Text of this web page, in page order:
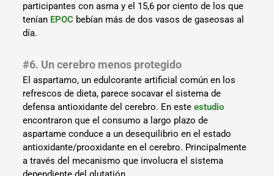
participantes con asma y el 15,6 por ciento de los que
tenían EPOC bebían más de dos vasos de gaseosas al
día.
#6. Un cerebro menos protegido
El aspartamo, un edulcorante artificial común en los
refrescos de dieta, parece socavar el sistema de
defensa antioxidante del cerebro. En esteestudio
encontraron que el consumo a largo plazo de
aspartame conduce a un desequilibrio en el estado
antioxidante/prooxidante en el cerebro. Principalmente
a través del mecanismo que involucra el sistema